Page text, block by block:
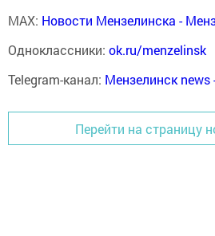
MAX: Новости Мензелинска -
Одноклассники: ok.ru/menzelinsk
Telegram-канал: Мензелинск
Перейти на страницу